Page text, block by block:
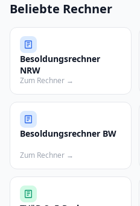
Beliebte Rechner
Besoldungsrechner
NRW
Zum Rechner →
Besoldungsrechner BW
Zum Rechner →